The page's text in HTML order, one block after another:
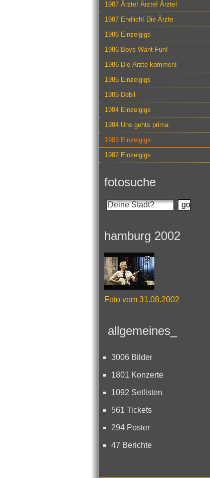
1987 Ärzte! Ärzte! Ärzte!
1987 Endlich! Die Ärzte
1986 Einzelgigs
1986 Boys Want Fun!
1986 Die Ärzte kommen!
1985 Einzelgigs
1985 Debil
1984 Einzelgigs
1984 Uns gehts prima
1983 Einzelgigs
1982 Einzelgigs
fotosuche
hamburg 2002
Foto vom 31.08.2002
allgemeines_
3006 Bilder
1801 Konzerte
1092 Setlisten
561 Tickets
294 Poster
47 Berichte